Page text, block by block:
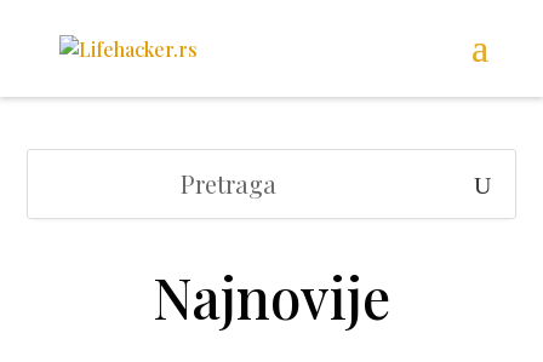
Najnovije